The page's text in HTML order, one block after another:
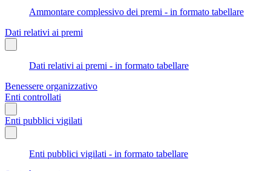
Ammontare complessivo dei premi - in formato tabellare
Dati relativi ai premi
Dati relativi ai premi - in formato tabellare
Benessere organizzativo
Enti controllati
Enti pubblici vigilati
Enti pubblici vigilati - in formato tabellare